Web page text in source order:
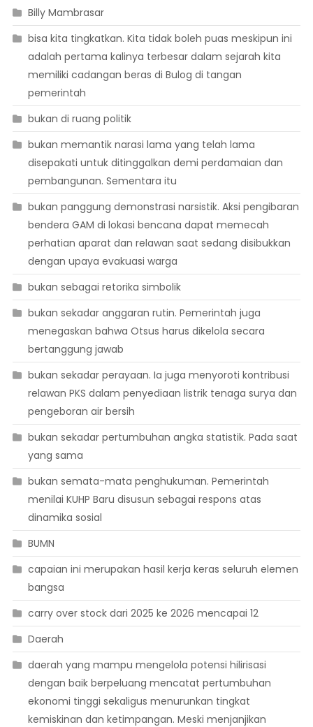
Billy Mambrasar
bisa kita tingkatkan. Kita tidak boleh puas meskipun ini
adalah pertama kalinya terbesar dalam sejarah kita
memiliki cadangan beras di Bulog di tangan
pemerintah
bukan di ruang politik
bukan memantik narasi lama yang telah lama
disepakati untuk ditinggalkan demi perdamaian dan
pembangunan. Sementara itu
bukan panggung demonstrasi narsistik. Aksi pengibaran
bendera GAM di lokasi bencana dapat memecah
perhatian aparat dan relawan saat sedang disibukkan
dengan upaya evakuasi warga
bukan sebagai retorika simbolik
bukan sekadar anggaran rutin. Pemerintah juga
menegaskan bahwa Otsus harus dikelola secara
bertanggung jawab
bukan sekadar perayaan. Ia juga menyoroti kontribusi
relawan PKS dalam penyediaan listrik tenaga surya dan
pengeboran air bersih
bukan sekadar pertumbuhan angka statistik. Pada saat
yang sama
bukan semata-mata penghukuman. Pemerintah
menilai KUHP Baru disusun sebagai respons atas
dinamika sosial
BUMN
capaian ini merupakan hasil kerja keras seluruh elemen
bangsa
carry over stock dari 2025 ke 2026 mencapai 12
Daerah
daerah yang mampu mengelola potensi hilirisasi
dengan baik berpeluang mencatat pertumbuhan
ekonomi tinggi sekaligus menurunkan tingkat
kemiskinan dan ketimpangan. Meski menjanjikan